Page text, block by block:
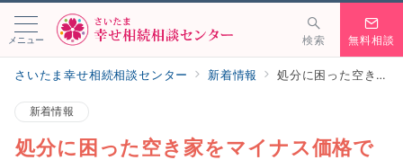
メニュー 検索 無料相談
さいたま幸せ相続相談センター 新着情報 処分に困った空き家をマイナス価格で処分する時代！？【不動産コンサルタントコラム】
新着情報
処分に困った空き家をマイナス価格で